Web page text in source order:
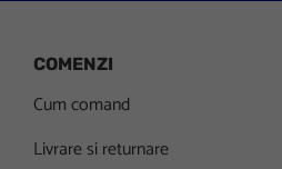
COMENZI
Cum comand
Livrare si returnare